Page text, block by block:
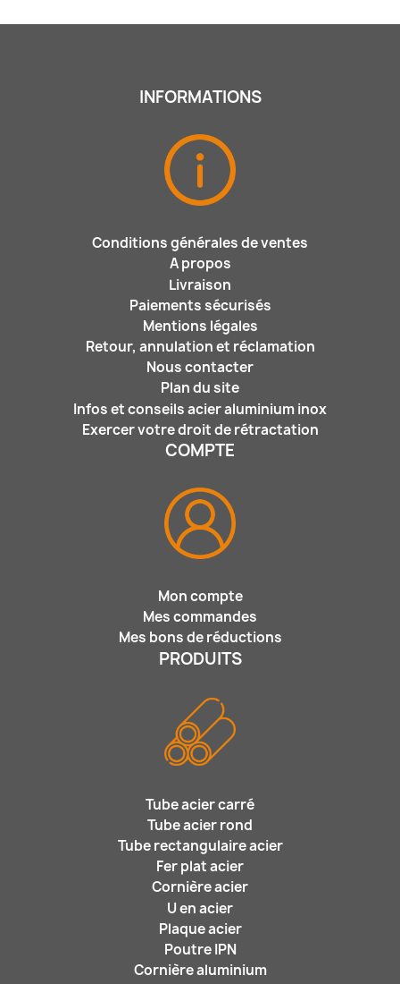
INFORMATIONS
Conditions générales de ventes
A propos
Livraison
Paiements sécurisés
Mentions légales
Retour, annulation et réclamation
Nous contacter
Plan du site
Infos et conseils acier aluminium inox
Exercer votre droit de rétractation
COMPTE
Mon compte
Mes commandes
Mes bons de réductions
PRODUITS
Tube acier carré
Tube acier rond
Tube rectangulaire acier
Fer plat acier
Cornière acier
U en acier
Plaque acier
Poutre IPN
Cornière aluminium